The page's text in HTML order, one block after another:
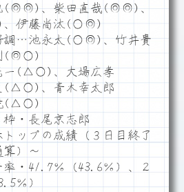
(◎◎)、柴田直哉(◎◎)、
伊藤尚汰(○◎)
調…池永太(○◎)、竹井貴
(◎○)
一(△○)、大場広孝
、青木幸太郎
(△○)
・長尾京志郎
ップの成績（３日目終了
）～
・41.7％（43.6％）、２
％）